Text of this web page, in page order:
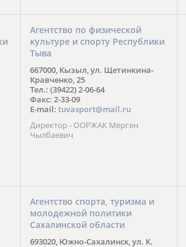
Агентство по физической
культуре и спорту Республики
Тыва
667000, Кызыл, ул. Щетинкина-
Кравченко, 25
Тел.: (39422) 2-06-64
Факс: 2-33-09
E-mail: tuvasport@mail.ru
Директор - ООРЖАК Мерген
Чылбаевич
Агентство спорта, туризма и
молодежной политики
Сахалинской области
693020, Южно-Сахалинск, ул. К.